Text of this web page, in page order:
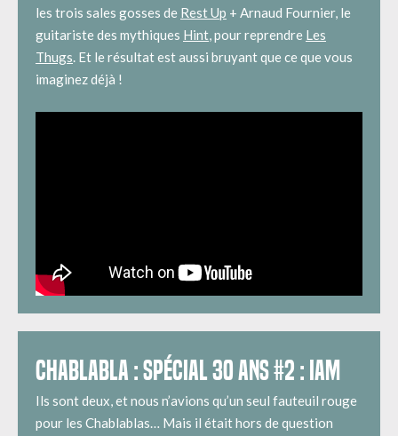
les trois sales gosses de Rest Up + Arnaud Fournier, le
guitariste des mythiques Hint, pour reprendre Les
Thugs. Et le résultat est aussi bruyant que ce que vous
imaginez déjà !
CHABLABLA : SPÉCIAL 30 ANS #2 : IAM
Ils sont deux, et nous n’avions qu’un seul fauteuil rouge
pour les Chablablas… Mais il était hors de question